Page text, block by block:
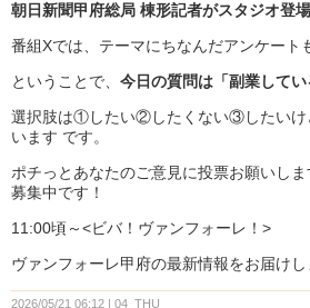
朝日新聞甲府総局 棟形記者がスタジオ登
番組Xでは、テーマにちなんだアンケート
ということで、 今日の質問は「副業してい
選択肢は①したい②したくない③したいけ
います です。
ポチっとあなたのご意見に投票お願いし
募集中です！
11:00頃～<ビバ！ヴァンフォーレ！>
ヴァンフォーレ甲府の最新情報をお届けし
2026/05/21 06:12 04_THU